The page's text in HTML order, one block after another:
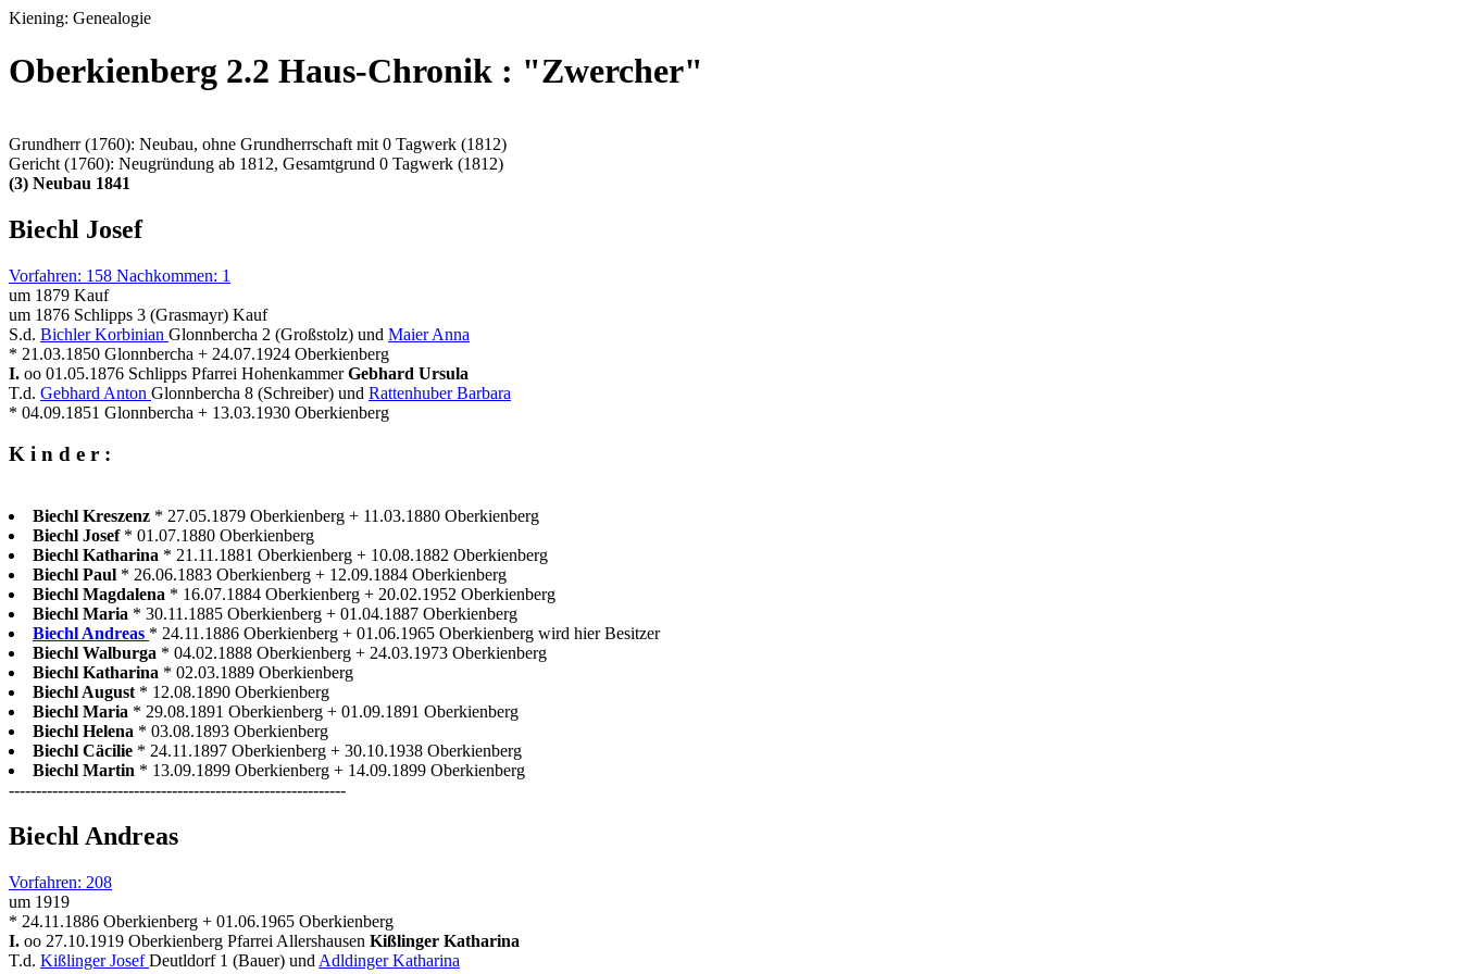
Kiening: Genealogie
Oberkienberg 2.2 Haus-Chronik : "Zwercher"
Grundherr (1760): Neubau, ohne Grundherrschaft mit 0 Tagwerk (1812)
Gericht (1760): Neugründung ab 1812, Gesamtgrund 0 Tagwerk (1812)
(3) Neubau 1841
Biechl Josef
Vorfahren: 158 Nachkommen: 1
um 1879 Kauf
um 1876 Schlipps 3 (Grasmayr) Kauf
S.d. Bichler Korbinian Glonnbercha 2 (Großstolz) und Maier Anna
* 21.03.1850 Glonnbercha + 24.07.1924 Oberkienberg
I. oo 01.05.1876 Schlipps Pfarrei Hohenkammer Gebhard Ursula
T.d. Gebhard Anton Glonnbercha 8 (Schreiber) und Rattenhuber Barbara
* 04.09.1851 Glonnbercha + 13.03.1930 Oberkienberg
K i n d e r :
Biechl Kreszenz * 27.05.1879 Oberkienberg + 11.03.1880 Oberkienberg
Biechl Josef * 01.07.1880 Oberkienberg
Biechl Katharina * 21.11.1881 Oberkienberg + 10.08.1882 Oberkienberg
Biechl Paul * 26.06.1883 Oberkienberg + 12.09.1884 Oberkienberg
Biechl Magdalena * 16.07.1884 Oberkienberg + 20.02.1952 Oberkienberg
Biechl Maria * 30.11.1885 Oberkienberg + 01.04.1887 Oberkienberg
Biechl Andreas * 24.11.1886 Oberkienberg + 01.06.1965 Oberkienberg wird hier Besitzer
Biechl Walburga * 04.02.1888 Oberkienberg + 24.03.1973 Oberkienberg
Biechl Katharina * 02.03.1889 Oberkienberg
Biechl August * 12.08.1890 Oberkienberg
Biechl Maria * 29.08.1891 Oberkienberg + 01.09.1891 Oberkienberg
Biechl Helena * 03.08.1893 Oberkienberg
Biechl Cäcilie * 24.11.1897 Oberkienberg + 30.10.1938 Oberkienberg
Biechl Martin * 13.09.1899 Oberkienberg + 14.09.1899 Oberkienberg
--------------------------------------------------------------
Biechl Andreas
Vorfahren: 208
um 1919
* 24.11.1886 Oberkienberg + 01.06.1965 Oberkienberg
I. oo 27.10.1919 Oberkienberg Pfarrei Allershausen Kißlinger Katharina
T.d. Kißlinger JosefDeutldorf 1 (Bauer) und Adldinger Katharina